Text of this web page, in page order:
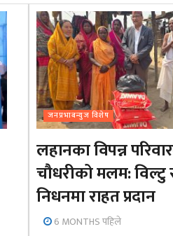
जनप्रभाबन्युज विशेष
लहानका विपन्न
चौधरीको मलम:
निधनमा राहत प्रदान
6 MONTHS पहिले